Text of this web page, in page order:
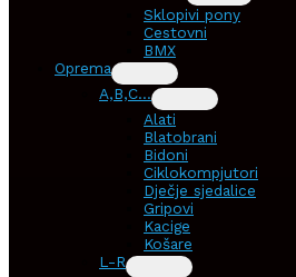
Sklopivi pony
Cestovni
BMX
Oprema
A,B,C…
Alati
Blatobrani
Bidoni
Ciklokompjutori
Dječje sjedalice
Gripovi
Kacige
Košare
L-R